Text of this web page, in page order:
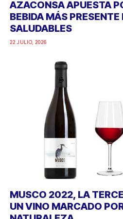
AZACONSA APUESTA
BEBIDA MÁS
SALUDABLES
22 JULIO, 2026
MUSCO 2022, LA
UN VINO MARCADO